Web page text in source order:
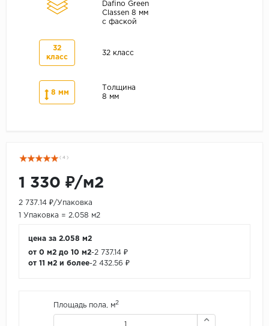
Dafino Green
Classen 8 мм
с фаской
32
класс
32 класс
8 мм
Толщина
8 мм
( 4 )
1 330 ₽/м2
2 737.14 ₽/Упаковка
1 Упаковка = 2.058 м2
цена за 2.058 м2
от 0 м2 до 10 м2-2 737.14 ₽
от 11 м2 и более-2 432.56 ₽
Площадь пола, м2